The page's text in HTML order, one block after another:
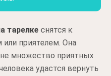
тарелке снятся к
приятелем. Она
множество приятных
удастся вернуть